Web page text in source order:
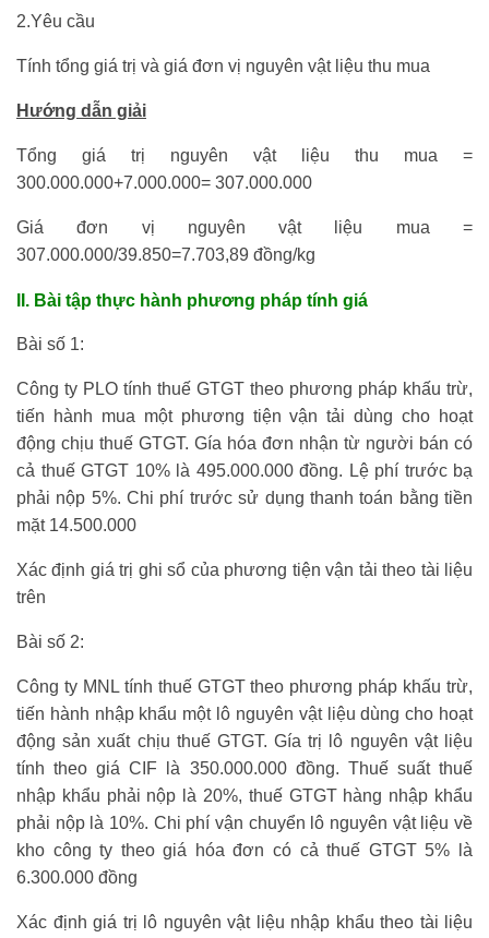
2.Yêu cầu
Tính tổng giá trị và giá đơn vị nguyên vật liệu thu mua
Hướng dẫn giải
Tổng giá trị nguyên vật liệu thu mua =
300.000.000+7.000.000= 307.000.000
Giá đơn vị nguyên vật liệu mua =
307.000.000/39.850=7.703,89 đồng/kg
II. Bài tập thực hành phương pháp tính giá
Bài số 1:
Công ty PLO tính thuế GTGT theo phương pháp khấu trừ,
tiến hành mua một phương tiện vận tải dùng cho hoạt
động chịu thuế GTGT. Gía hóa đơn nhận từ người bán có
cả thuế GTGT 10% là 495.000.000 đồng. Lệ phí trước bạ
phải nộp 5%. Chi phí trước sử dụng thanh toán bằng tiền
mặt 14.500.000
Xác định giá trị ghi sổ của phương tiện vận tải theo tài liệu
trên
Bài số 2:
Công ty MNL tính thuế GTGT theo phương pháp khấu trừ,
tiến hành nhập khẩu một lô nguyên vật liệu dùng cho hoạt
động sản xuất chịu thuế GTGT. Gía trị lô nguyên vật liệu
tính theo giá CIF là 350.000.000 đồng. Thuế suất thuế
nhập khẩu phải nộp là 20%, thuế GTGT hàng nhập khẩu
phải nộp là 10%. Chi phí vận chuyển lô nguyên vật liệu về
kho công ty theo giá hóa đơn có cả thuế GTGT 5% là
6.300.000 đồng
Xác định giá trị lô nguyên vật liệu nhập khẩu theo tài liệu